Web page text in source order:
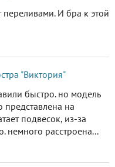
переливами. И бра к этой
"Виктория"
быстро. но модель
представлена на
подвесок, из-за
немного расстроена...